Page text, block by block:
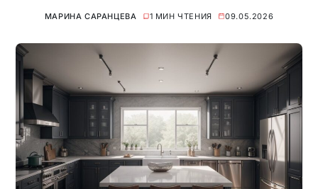
МАРИНА САРАНЦЕВА 1 МИН ЧТЕНИЯ 09.05.2026